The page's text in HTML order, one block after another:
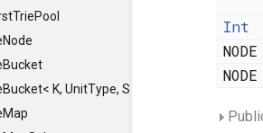
K, UnitType, SIZE >
Int